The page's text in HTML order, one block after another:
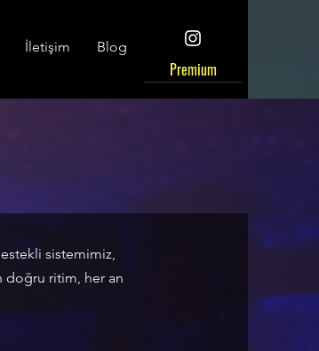
İletişim Blog
Premium
sistemimiz,
doğru ritim, her an